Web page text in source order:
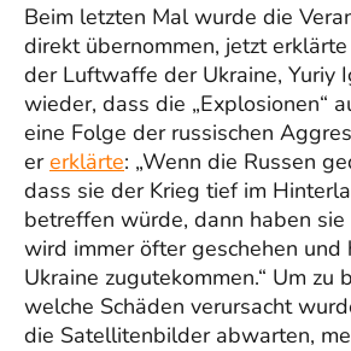
Beim letzten Mal wurde die
direkt übernommen, jetzt
der Luftwaffe der Ukraine, Yuriy
wieder, dass die „Explosionen“
eine Folge der russischen
ererklärte: „Wenn die Russen
dass sie der Krieg tief im
betreffen würde, dann haben sie
wird immer öfter geschehen und
Ukraine zugutekommen.“ Um zu
welche Schäden verursacht
die Satellitenbilder abwarten,